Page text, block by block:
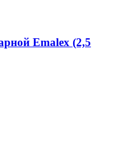
Emalex (2,5